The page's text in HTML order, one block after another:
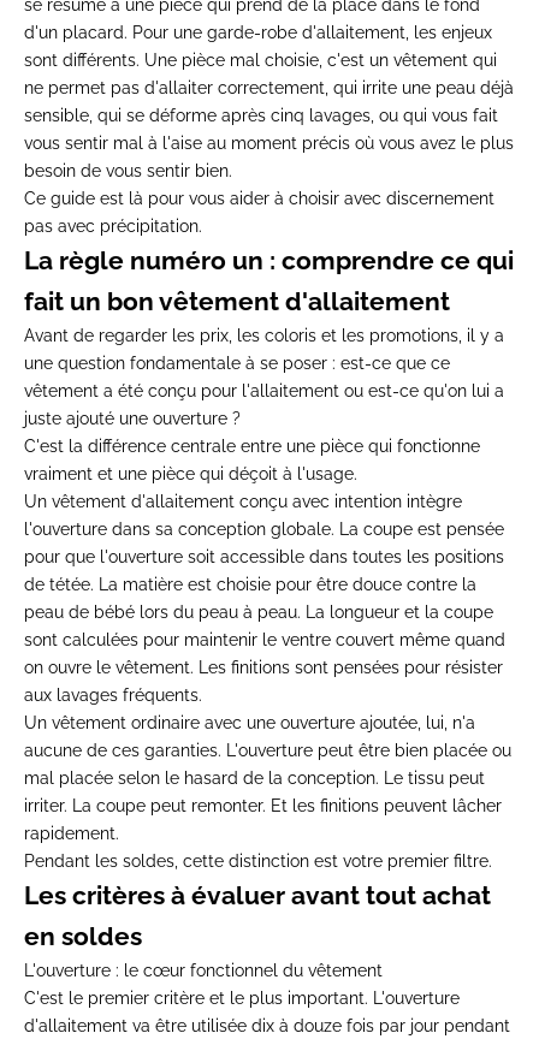
se résume à une pièce qui prend de la place dans le fond
d'un placard. Pour une garde-robe d'allaitement, les enjeux
sont différents. Une pièce mal choisie, c'est un vêtement qui
ne permet pas d'allaiter correctement, qui irrite une peau déjà
sensible, qui se déforme après cinq lavages, ou qui vous fait
vous sentir mal à l'aise au moment précis où vous avez le plus
besoin de vous sentir bien.
Ce guide est là pour vous aider à choisir avec discernement
pas avec précipitation.
La règle numéro un : comprendre ce qui
fait un bon vêtement d'allaitement
Avant de regarder les prix, les coloris et les promotions, il y a
une question fondamentale à se poser : est-ce que ce
vêtement a été conçu pour l'allaitement ou est-ce qu'on lui a
juste ajouté une ouverture ?
C'est la différence centrale entre une pièce qui fonctionne
vraiment et une pièce qui déçoit à l'usage.
Un vêtement d'allaitement conçu avec intention intègre
l'ouverture dans sa conception globale. La coupe est pensée
pour que l'ouverture soit accessible dans toutes les positions
de tétée. La matière est choisie pour être douce contre la
peau de bébé lors du peau à peau. La longueur et la coupe
sont calculées pour maintenir le ventre couvert même quand
on ouvre le vêtement. Les finitions sont pensées pour résister
aux lavages fréquents.
Un vêtement ordinaire avec une ouverture ajoutée, lui, n'a
aucune de ces garanties. L'ouverture peut être bien placée ou
mal placée selon le hasard de la conception. Le tissu peut
irriter. La coupe peut remonter. Et les finitions peuvent lâcher
rapidement.
Pendant les soldes, cette distinction est votre premier filtre.
Les critères à évaluer avant tout achat
en soldes
L'ouverture : le cœur fonctionnel du vêtement
C'est le premier critère et le plus important. L'ouverture
d'allaitement va être utilisée dix à douze fois par jour pendant